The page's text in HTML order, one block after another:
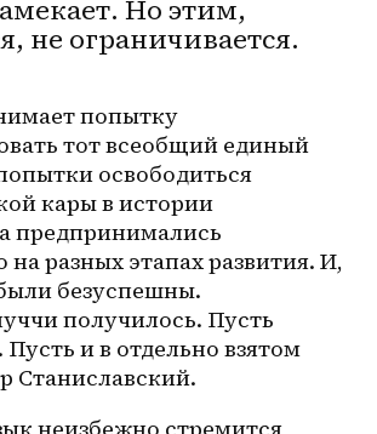
Но этим,
не ограничивается.
попытку
тот всеобщий единый
освободиться
кары в истории
предпринимались
разных этапах развития. И,
безуспешны.
получилось. Пусть
и в отдельно взятом
Станиславский​.